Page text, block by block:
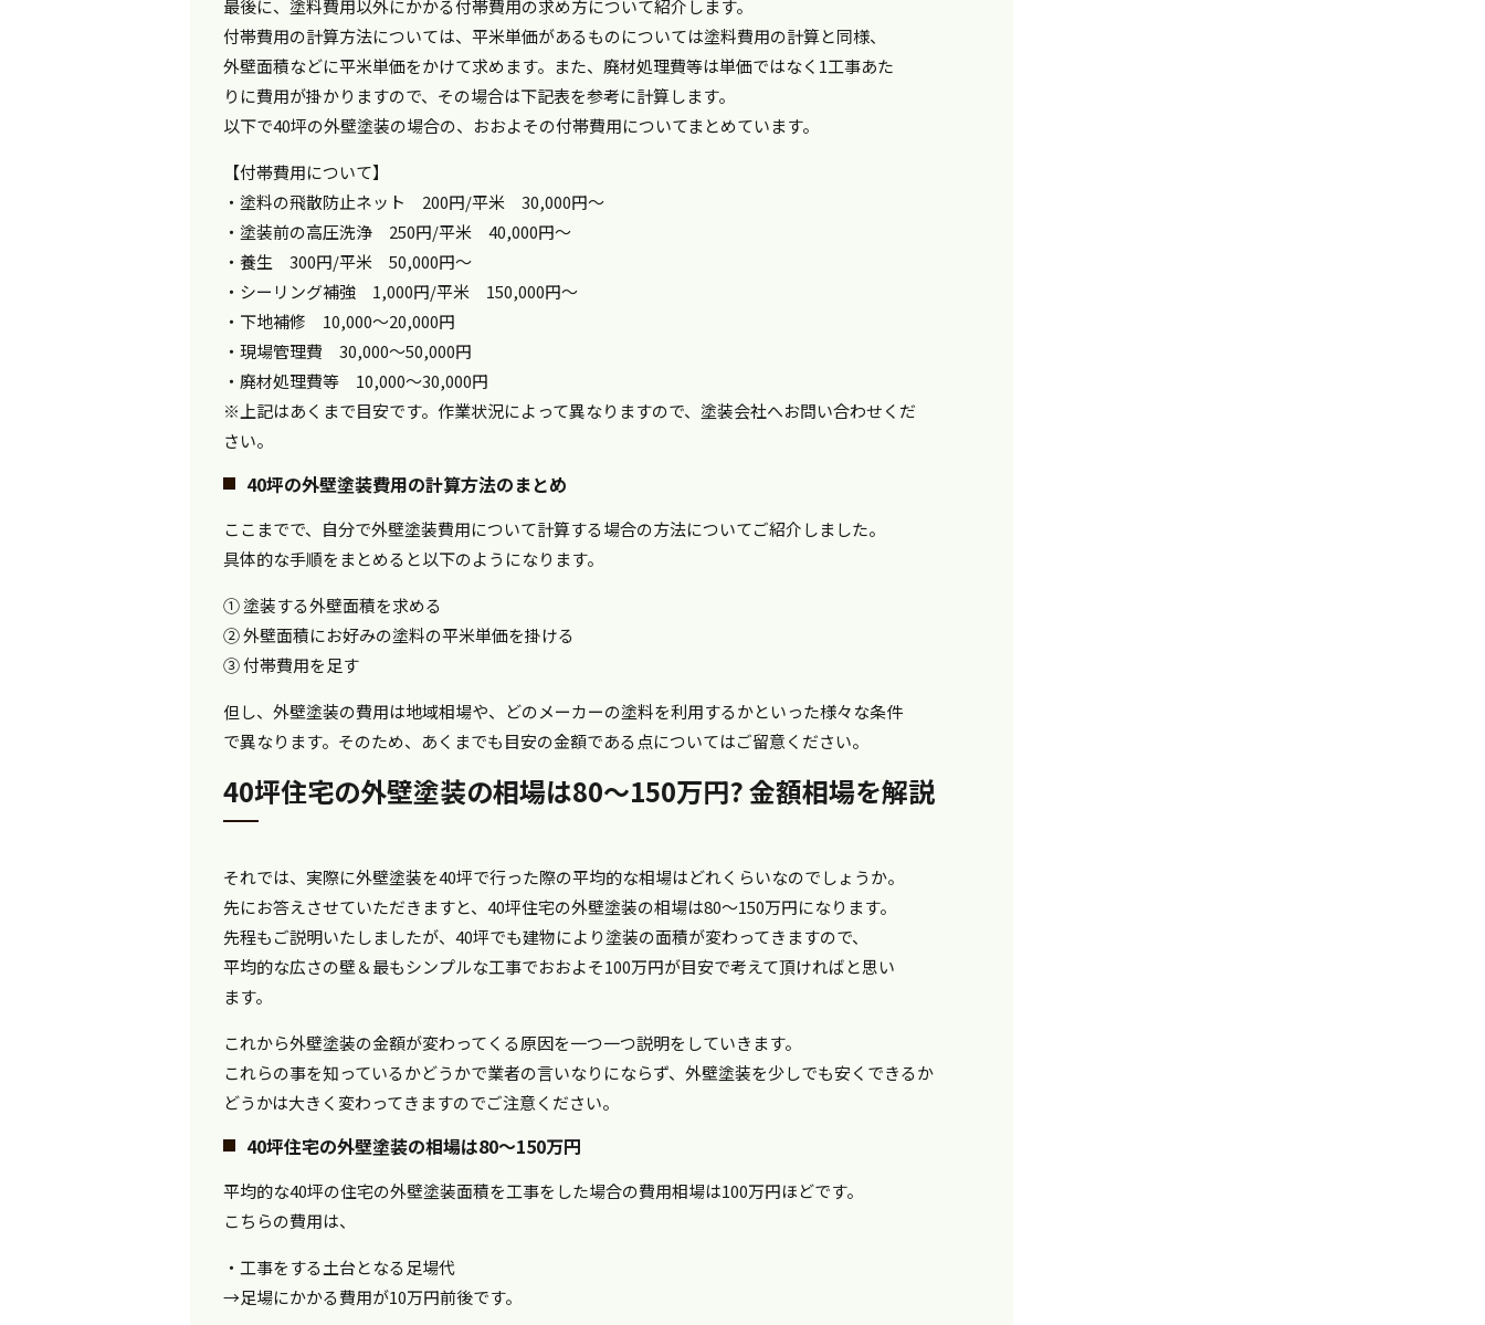
最後に、塗料費用以外にかかる付帯費用の求め方について紹介します。
付帯費用の計算方法については、平米単価があるものについては塗料費用の計算と同様、
外壁面積などに平米単価をかけて求めます。また、廃材処理費等は単価ではなく1工事あた
りに費用が掛かりますので、その場合は下記表を参考に計算します。
以下で40坪の外壁塗装の場合の、おおよその付帯費用についてまとめています。
【付帯費用について】
・塗料の飛散防止ネット 200円/平米 30,000円～
・塗装前の高圧洗浄 250円/平米 40,000円～
・養生 300円/平米 50,000円～
・シーリング補強 1,000円/平米 150,000円～
・下地補修 10,000～20,000円
・現場管理費 30,000～50,000円
・廃材処理費等 10,000～30,000円
※上記はあくまで目安です。作業状況によって異なりますので、塗装会社へお問い合わせくだ
さい。
40坪の外壁塗装費用の計算方法のまとめ
ここまでで、自分で外壁塗装費用について計算する場合の方法についてご紹介しました。
具体的な手順をまとめると以下のようになります。
① 塗装する外壁面積を求める
② 外壁面積にお好みの塗料の平米単価を掛ける
③ 付帯費用を足す
但し、外壁塗装の費用は地域相場や、どのメーカーの塗料を利用するかといった様々な条件
で異なります。そのため、あくまでも目安の金額である点についてはご留意ください。
40坪住宅の外壁塗装の相場は80～150万円? 金額相場を解説
それでは、実際に外壁塗装を40坪で行った際の平均的な相場はどれくらいなのでしょうか。
先にお答えさせていただきますと、40坪住宅の外壁塗装の相場は80～150万円になります。
先程もご説明いたしましたが、40坪でも建物により塗装の面積が変わってきますので、
平均的な広さの壁＆最もシンプルな工事でおおよそ100万円が目安で考えて頂ければと思い
ます。
これから外壁塗装の金額が変わってくる原因を一つ一つ説明をしていきます。
これらの事を知っているかどうかで業者の言いなりにならず、外壁塗装を少しでも安くできるか
どうかは大きく変わってきますのでご注意ください。
40坪住宅の外壁塗装の相場は80～150万円
平均的な40坪の住宅の外壁塗装面積を工事をした場合の費用相場は100万円ほどです。
こちらの費用は、
・工事をする土台となる足場代
→足場にかかる費用が10万円前後です。